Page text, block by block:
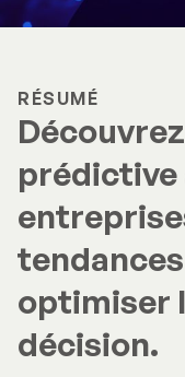
RÉSUMÉ
prédictive
optimiser
décision.